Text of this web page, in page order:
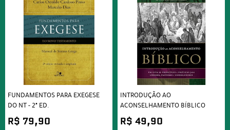
FUNDAMENTOS PARA EXEGESE
DO NT - 2ª ED.
R$ 79,90
INTRODUÇÃO AO
ACONSELHAMENTO BÍBLICO
R$ 49,90